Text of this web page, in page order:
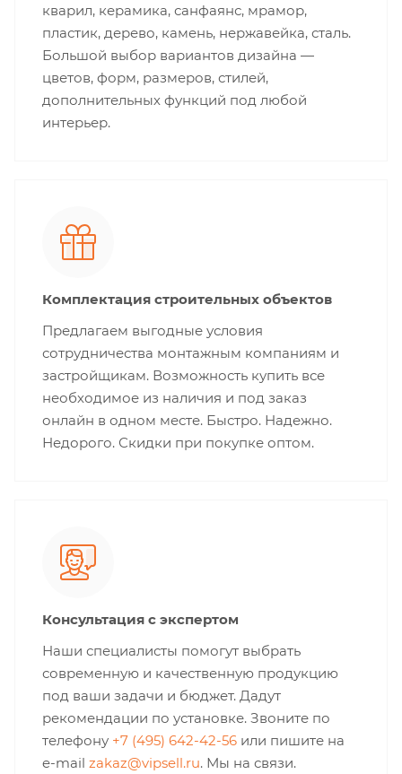
кварил, керамика, санфаянс, мрамор,
пластик, дерево, камень, нержавейка, сталь.
Большой выбор вариантов дизайна —
цветов, форм, размеров, стилей,
дополнительных функций под любой
интерьер.
Комплектация строительных объектов
Предлагаем выгодные условия
сотрудничества монтажным компаниям и
застройщикам. Возможность купить все
необходимое из наличия и под заказ
онлайн в одном месте. Быстро. Надежно.
Недорого. Скидки при покупке оптом.
Консультация с экспертом
Наши специалисты помогут выбрать
современную и качественную продукцию
под ваши задачи и бюджет. Дадут
рекомендации по установке. Звоните по
телефону +7 (495) 642-42-56 или пишите на
e-mail zakaz@vipsell.ru. Мы на связи.